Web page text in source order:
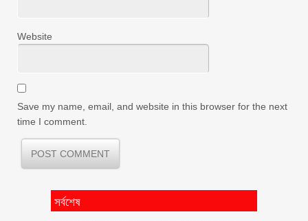
Website
Save my name, email, and website in this browser for the next
time I comment.
সর্বশেষ